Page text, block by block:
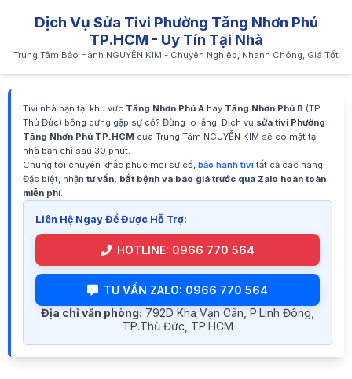
Dịch Vụ Sửa Tivi Phường Tăng Nhơn Phú
TP.HCM - Uy Tín Tại Nhà
Trung Tâm Bảo Hành NGUYỄN KIM - Chuyên Nghiệp, Nhanh Chóng, Giá Tốt
Tivi nhà bạn tại khu vực Tăng Nhơn Phú A hay Tăng Nhơn Phú B (TP.
Thủ Đức) bỗng dưng gặp sự cố? Đừng lo lắng! Dịch vụ sửa tivi Phường
Tăng Nhơn Phú TP.HCM của Trung Tâm NGUYỄN KIM sẽ có mặt tại
nhà bạn chỉ sau 30 phút.
Chúng tôi chuyên khắc phục mọi sự cố, bảo hành tivi tất cả các hãng.
Đặc biệt, nhận tư vấn, bắt bệnh và báo giá trước qua Zalo hoàn toàn
miễn phí.
Liên Hệ Ngay Để Được Hỗ Trợ:
HOTLINE: 0966 770 564
TƯ VẤN ZALO: 0966 770 564
Địa chỉ văn phòng: 792D Kha Vạn Cân, P.Linh Đông,
TP.Thủ Đức, TP.HCM